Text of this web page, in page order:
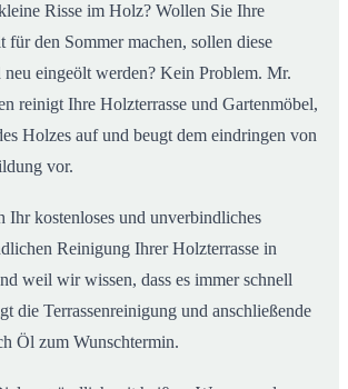
Risse im Holz? Wollen Sie Ihre
für den Sommer machen, sollen diese
neu eingeölt werden? Kein Problem. Mr.
reinigt Ihre Holzterrasse und Gartenmöbel,
Holzes auf und beugt dem eindringen von
vor.
Ihr kostenloses und unverbindliches
Reinigung Ihrer Holzterrasse in
weil wir wissen, dass es immer schnell
die Terrassenreinigung und anschließende
Öl zum Wunschtermin.